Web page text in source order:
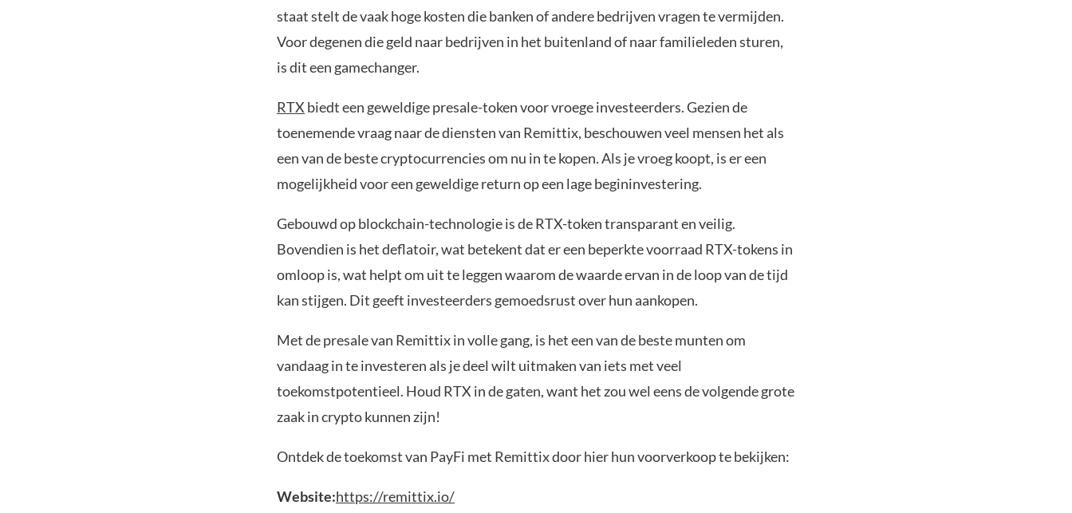
staat stelt de vaak hoge kosten die banken of andere bedrijven vragen te vermijden.
Voor degenen die geld naar bedrijven in het buitenland of naar familieleden sturen,
is dit een gamechanger.
RTX biedt een geweldige presale-token voor vroege investeerders. Gezien de
toenemende vraag naar de diensten van Remittix, beschouwen veel mensen het als
een van de beste cryptocurrencies om nu in te kopen. Als je vroeg koopt, is er een
mogelijkheid voor een geweldige return op een lage begininvestering.
Gebouwd op blockchain-technologie is de RTX-token transparant en veilig.
Bovendien is het deflatoir, wat betekent dat er een beperkte voorraad RTX-tokens in
omloop is, wat helpt om uit te leggen waarom de waarde ervan in de loop van de tijd
kan stijgen. Dit geeft investeerders gemoedsrust over hun aankopen.
Met de presale van Remittix in volle gang, is het een van de beste munten om
vandaag in te investeren als je deel wilt uitmaken van iets met veel
toekomstpotentieel. Houd RTX in de gaten, want het zou wel eens de volgende grote
zaak in crypto kunnen zijn!
Ontdek de toekomst van PayFi met Remittix door hier hun voorverkoop te bekijken:
Website:https://remittix.io/